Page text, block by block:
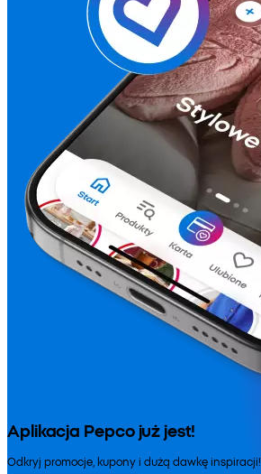
Aplikacja Pepco już jest!
Odkryj promocje, kupony i dużą dawkę inspiracji!